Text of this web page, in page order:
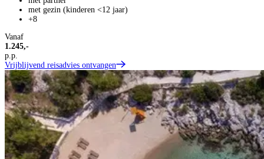
met gezin (kinderen <12 jaar)
+8
Vanaf
1.245,-
p.p.
Vrijblijvend reisadvies ontvangen